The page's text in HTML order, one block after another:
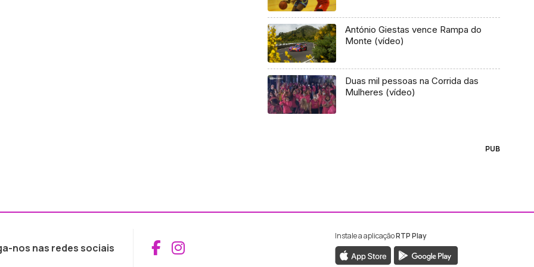
António Giestas vence Rampa do
Monte (vídeo)
Duas mil pessoas na Corrida das
Mulheres (vídeo)
PUB
nos nas redes sociais Aceder ao Facebook da RTP Madeira
Aceder ao Instagram da RTP Madeira
Instale a aplicaçãoRTP Play